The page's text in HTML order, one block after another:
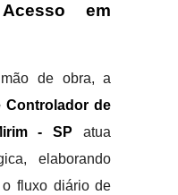
em
de obra, a
Controlador de
- SP atua
elaborando
o fluxo diário de